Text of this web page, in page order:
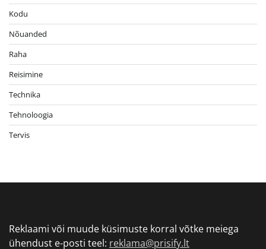
Kodu
Nõuanded
Raha
Reisimine
Technika
Tehnoloogia
Tervis
Reklaami või muude küsimuste korral võtke meiega
ühendust e-posti teel: reklama@prisify.lt